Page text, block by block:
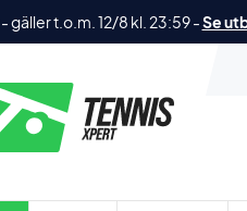
-gäller t.o.m. 12/8 kl. 23:59-Se